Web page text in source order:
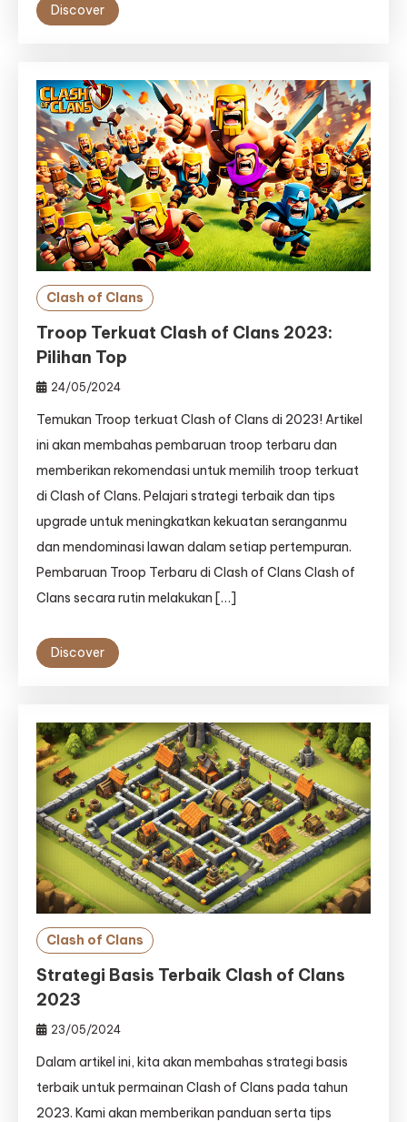
Discover
Clash of Clans
Troop Terkuat Clash of Clans 2023:
Pilihan Top
24/05/2024
Temukan Troop terkuat Clash of Clans di 2023! Artikel
ini akan membahas pembaruan troop terbaru dan
memberikan rekomendasi untuk memilih troop terkuat
di Clash of Clans. Pelajari strategi terbaik dan tips
upgrade untuk meningkatkan kekuatan seranganmu
dan mendominasi lawan dalam setiap pertempuran.
Pembaruan Troop Terbaru di Clash of Clans Clash of
Clans secara rutin melakukan […]
Discover
Clash of Clans
Strategi Basis Terbaik Clash of Clans
2023
23/05/2024
Dalam artikel ini, kita akan membahas strategi basis
terbaik untuk permainan Clash of Clans pada tahun
2023. Kami akan memberikan panduan serta tips